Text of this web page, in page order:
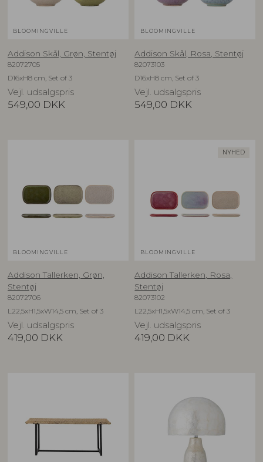
BLOOMINGVILLE
Addison Skål, Grøn, Stentøj
82072705
D16xH8 cm, Set of 3
Vejl. udsalgspris
549,00 DKK
BLOOMINGVILLE
Addison Skål, Rosa, Stentøj
82073103
D16xH8 cm, Set of 3
Vejl. udsalgspris
549,00 DKK
BLOOMINGVILLE
Addison Tallerken, Grøn,
Stentøj
82072706
L22,5xH1,5xW14,5 cm, Set of 3
Vejl. udsalgspris
419,00 DKK
NYHED
BLOOMINGVILLE
Addison Tallerken, Rosa,
Stentøj
82073102
L22,5xH1,5xW14,5 cm, Set of 3
Vejl. udsalgspris
419,00 DKK